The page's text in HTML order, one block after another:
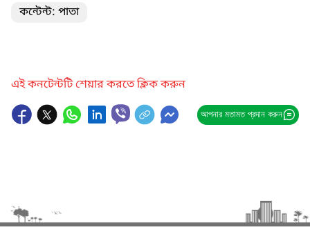
কন্টেন্ট: পাতা
এই কনটেন্টটি শেয়ার করতে ক্লিক করুন
আপনার মতামত প্রদান করুন